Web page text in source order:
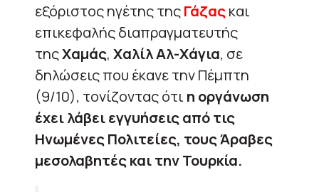
εξόριστος ηγέτης τηςΓάζαςκαι
επικεφαλής διαπραγματευτής
τηςΧαμάς, Χαλίλ Αλ-Χάγια, σε
δηλώσεις που έκανε την Πέμπτη
(9/10), τονίζοντας ότι η οργάνωση
έχει λάβει εγγυήσεις από τις
Ηνωμένες Πολιτείες, τους Άραβες
μεσολαβητές και την Τουρκία.